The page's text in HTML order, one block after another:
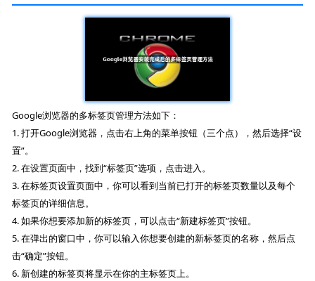
Google浏览器的多标签页管理方法如下：
1. 打开Google浏览器，点击右上角的菜单按钮（三个点），然后选择“设
置”。
2. 在设置页面中，找到“标签页”选项，点击进入。
3. 在标签页设置页面中，你可以看到当前已打开的标签页数量以及每个
标签页的详细信息。
4. 如果你想要添加新的标签页，可以点击“新建标签页”按钮。
5. 在弹出的窗口中，你可以输入你想要创建的新标签页的名称，然后点
击“确定”按钮。
6. 新创建的标签页将显示在你的主标签页上。